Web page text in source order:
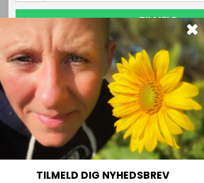
TILMELD
Outdoor i Centrum
Perlegade 44
6400 Sønderborg, Danmark
Telefonnr.
(+45) 74 43 53 55
E-mail
TILMELD DIG NYHEDSBREV